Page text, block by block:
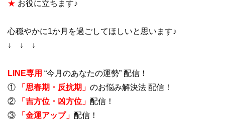
★ お役に立ちます♪
心穏やかに1か月を過ごしてほしいと思います♪
↓ ↓ ↓
LINE専用 “今月のあなたの運勢” 配信！
①
「思春期・反抗期」 のお悩み解決法 配信！
②
「吉方位・凶方位」 配信！
③
「金運アップ」 配信！